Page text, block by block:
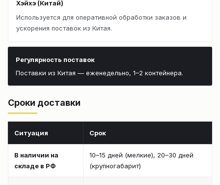
Хэйхэ (Китай)
Используется для оперативной обработки заказов и
ускорения поставок из Китая.
Регулярность поставок
Поставки из Китая — еженедельно, 1–2 контейнера.
Сроки доставки
Ситуация Срок
В наличии на
складе в РФ
10–15 дней (мелкие), 20–30 дней
(крупногабарит)